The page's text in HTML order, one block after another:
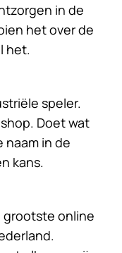
in de
het over de
het.
speler.
Doet wat
naam in de
kans.
online